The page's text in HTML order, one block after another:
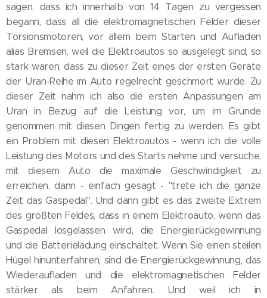
sagen, dass ich innerhalb von 14 Tagen zu vergessen
begann, dass all die elektromagnetischen Felder dieser
Torsionsmotoren, vor allem beim Starten und Aufladen
alias Bremsen, weil die Elektroautos so ausgelegt sind, so
stark waren, dass zu dieser Zeit eines der ersten Geräte
der Uran-Reihe im Auto regelrecht geschmort wurde. Zu
dieser Zeit nahm ich also die ersten Anpassungen am
Uran in Bezug auf die Leistung vor, um im Grunde
genommen mit diesen Dingen fertig zu werden. Es gibt
ein Problem mit diesen Elektroautos - wenn ich die volle
Leistung des Motors und des Starts nehme und versuche,
mit diesem Auto die maximale Geschwindigkeit zu
erreichen, dann - einfach gesagt - "trete ich die ganze
Zeit das Gaspedal". Und dann gibt es das zweite Extrem
des größten Feldes, dass in einem Elektroauto, wenn das
Gaspedal losgelassen wird, die Energierückgewinnung
und die Batterieladung einschaltet. Wenn Sie einen steilen
Hügel hinunterfahren, sind die Energierückgewinnung, das
Wiederaufladen und die elektromagnetischen Felder
stärker als beim Anfahren. Und weil ich in